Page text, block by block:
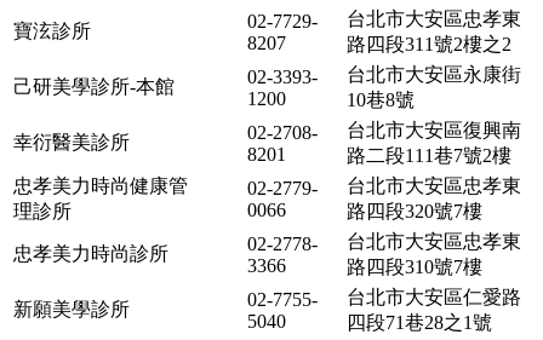
寶泫診所
02-7729-
8207
台北市大安區忠孝東
路四段311號2樓之2
己研美學診所-本館
02-3393-
1200
台北市大安區永康街
10巷8號
幸衍醫美診所
02-2708-
8201
台北市大安區復興南
路二段111巷7號2樓
忠孝美力時尚健康管
理診所
02-2779-
0066
台北市大安區忠孝東
路四段320號7樓
忠孝美力時尚診所
02-2778-
3366
台北市大安區忠孝東
路四段310號7樓
新願美學診所
02-7755-
5040
台北市大安區仁愛路
四段71巷28之1號